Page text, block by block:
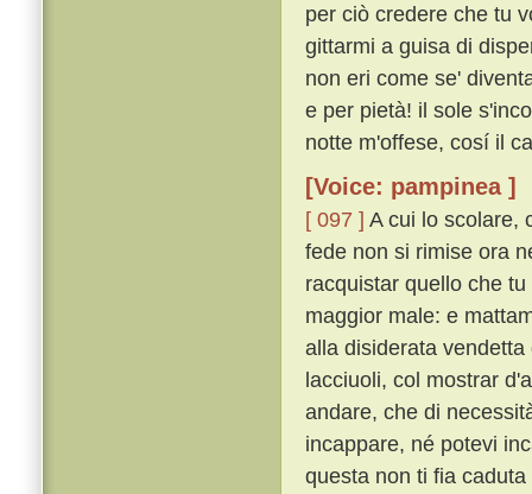
per ciò credere che tu
gittarmi a guisa di
non eri come se'
e per pietà! il sole
notte m'offese, cosí il
[Voice: pampinea ]
[ 097 ] A cui lo scolare,
fede non si rimise ora
racquistar quello che
maggior male: e
alla disiderata
lacciuoli, col mostrar
andare, che di
incappare, né potevi
questa non ti fia